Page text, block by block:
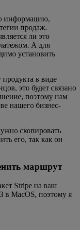
информацию,
продаж.
ли это
А для
установить
в виде
это будет связано
поэтому нам
нашего бизнес-
скопировать
его, так как он
маршрут
Stripe на ваш
в MacOS, поэтому я